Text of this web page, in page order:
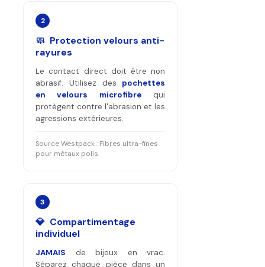
2
🧼 Protection velours anti-
rayures
Le contact direct doit être non
abrasif. Utilisez des pochettes
en velours microfibrequi
protègent contre l'abrasion et les
agressions extérieures.
Source Westpack : Fibres ultra-fines
pour métaux polis.
3
💎 Compartimentage
individuel
JAMAIS de bijoux en vrac.
Séparez chaque pièce dans un